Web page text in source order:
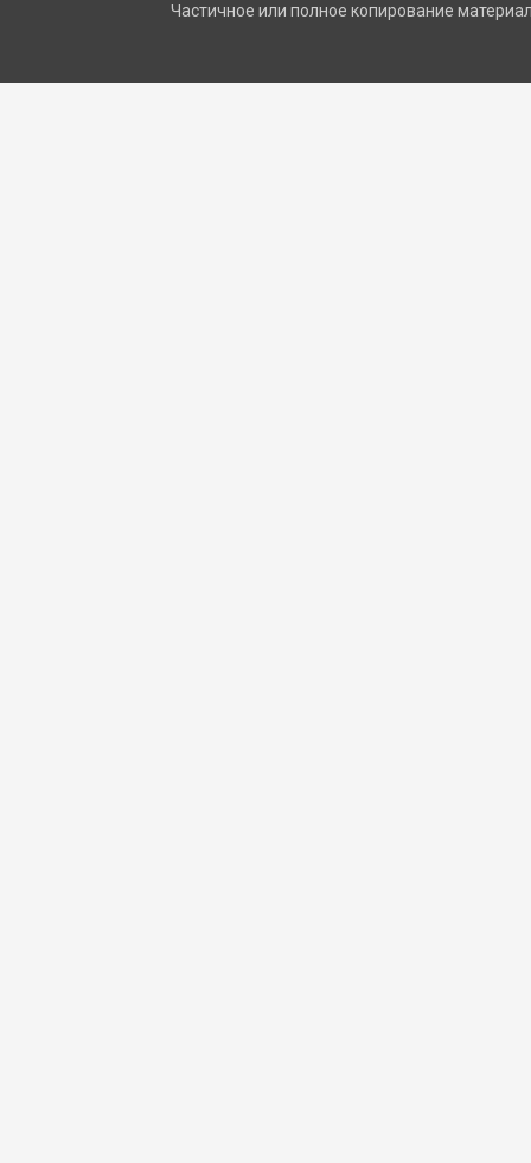
Частичное или полное копирование